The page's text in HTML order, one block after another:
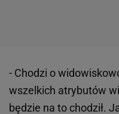
- Chodzi o
wszelkich atrybutów
będzie na to chodził.